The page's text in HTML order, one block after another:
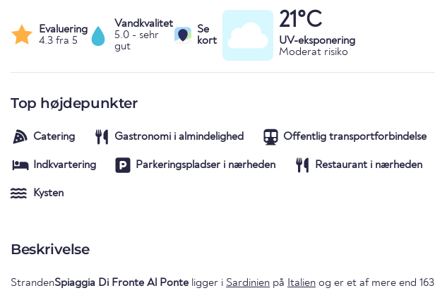
Evaluering
4.3 fra 5
Vandkvalitet
5.0 - sehr
gut
Se
kort
21°C
UV-eksponering
Moderat risiko
Top højdepunkter
Catering Gastronomi i almindelighed Offentlig transportforbindelse
Indkvartering Parkeringspladser i nærheden Restaurant i nærheden
Kysten
Beskrivelse
StrandenSpiaggia Di Fronte Al Ponte ligger i Sardinien på Italien og er et af mere end 163